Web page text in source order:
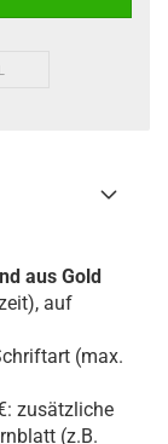
aus Gold
auf
(max.
zusätzliche
(z.B.